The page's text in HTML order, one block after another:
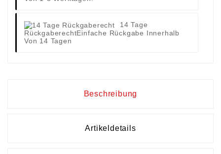
14 Tage
RückgaberechtEinfache Rückgabe Innerhalb
Von 14 Tagen
Beschreibung
Artikeldetails